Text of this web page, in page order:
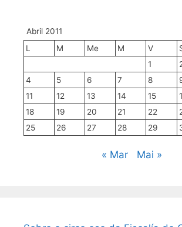
Abril 2011
L
M Me M V
1
4
5 6 7 8
11
12 13 14 15
18
19 20 21 22
25
26 27 28 29
« Mar Mai »